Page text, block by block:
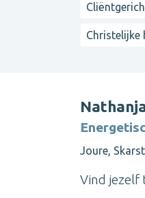
Christelijke
Joure,
Vind jezelf